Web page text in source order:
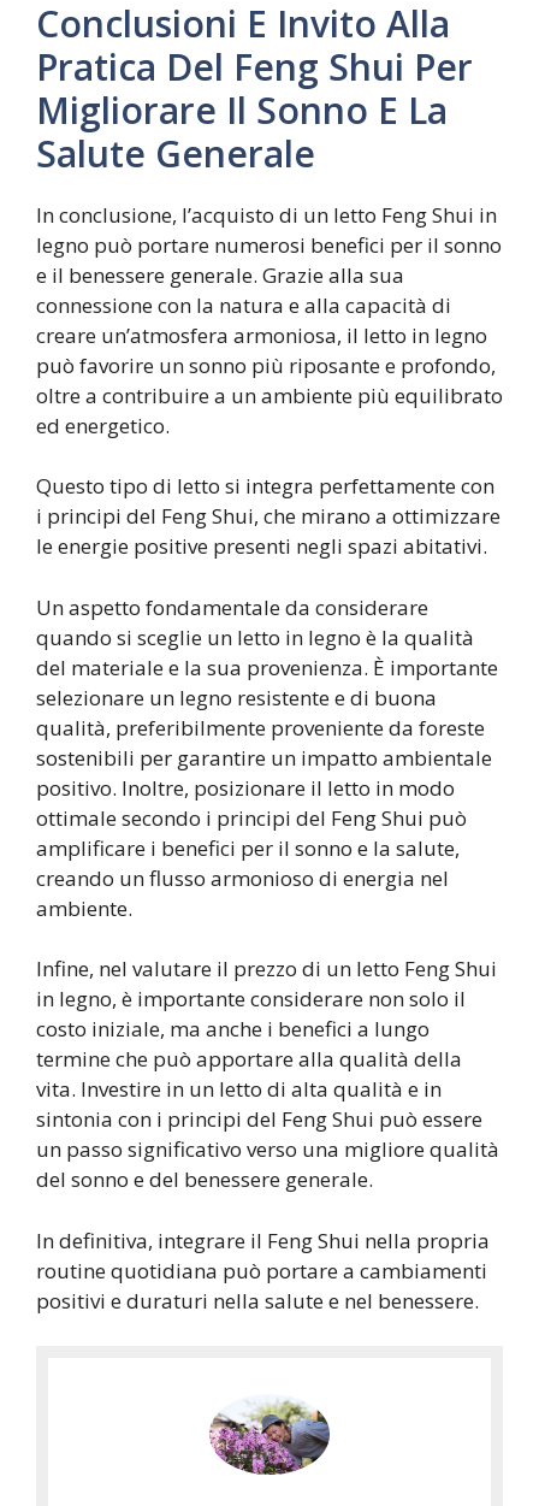
Conclusioni E Invito Alla
Pratica Del Feng Shui Per
Migliorare Il Sonno E La
Salute Generale
In conclusione, l’acquisto di un letto Feng Shui in
legno può portare numerosi benefici per il sonno
e il benessere generale. Grazie alla sua
connessione con la natura e alla capacità di
creare un’atmosfera armoniosa, il letto in legno
può favorire un sonno più riposante e profondo,
oltre a contribuire a un ambiente più equilibrato
ed energetico.
Questo tipo di letto si integra perfettamente con
i principi del Feng Shui, che mirano a ottimizzare
le energie positive presenti negli spazi abitativi.
Un aspetto fondamentale da considerare
quando si sceglie un letto in legno è la qualità
del materiale e la sua provenienza. È importante
selezionare un legno resistente e di buona
qualità, preferibilmente proveniente da foreste
sostenibili per garantire un impatto ambientale
positivo. Inoltre, posizionare il letto in modo
ottimale secondo i principi del Feng Shui può
amplificare i benefici per il sonno e la salute,
creando un flusso armonioso di energia nel
ambiente.
Infine, nel valutare il prezzo di un letto Feng Shui
in legno, è importante considerare non solo il
costo iniziale, ma anche i benefici a lungo
termine che può apportare alla qualità della
vita. Investire in un letto di alta qualità e in
sintonia con i principi del Feng Shui può essere
un passo significativo verso una migliore qualità
del sonno e del benessere generale.
In definitiva, integrare il Feng Shui nella propria
routine quotidiana può portare a cambiamenti
positivi e duraturi nella salute e nel benessere.